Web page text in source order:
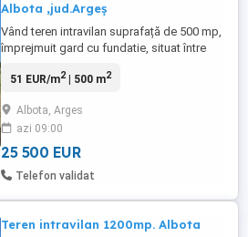
Albota ,jud.Argeș
Vând teren intravilan suprafață de 500 mp,
împrejmuit gard cu fundatie, situat între
deschiderea terenului de 27 mp la un drum
51 EUR/m2| 500 m2
Albota, Arges
azi 09:00
25 500 EUR
Telefon validat
Teren intravilan 1200mp. Albota